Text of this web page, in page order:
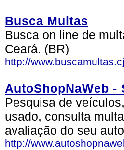
Busca Multas
Busca on line de
Ceará. (BR)
http://
AutoShopNaWeb -
Pesquisa de
usado, consulta
avaliação do seu
http://